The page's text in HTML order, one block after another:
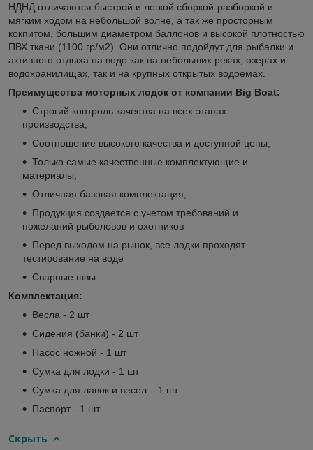
НДНД отличаются быстрой и легкой сборкой-разборкой и
мягким ходом на небольшой волне, а так же просторным
кокпитом, большим диаметром баллонов и высокой плотностью
ПВХ ткани (1100 гр/м2). Они отлично подойдут для рыбалки и
активного отдыха на воде как на небольших реках, озерах и
водохранилищах, так и на крупных открытых водоемах.
Преимущества моторных лодок от компании Big Boat:
Строгий контроль качества на всех этапах
производства;
Соотношение высокого качества и доступной цены;
Только самые качественные комплектующие и
материалы;
Отличная базовая комплектация;
Продукция создается с учетом требований и
пожеланий рыболовов и охотников
Перед выходом на рынок, все лодки проходят
тестирование на воде
Сварные швы
Комплектация:
Весла - 2 шт
Сидения (банки) - 2 шт
Насос ножной - 1 шт
Сумка для лодки - 1 шт
Сумка для лавок и весел – 1 шт
Паспорт - 1 шт
Скрыть